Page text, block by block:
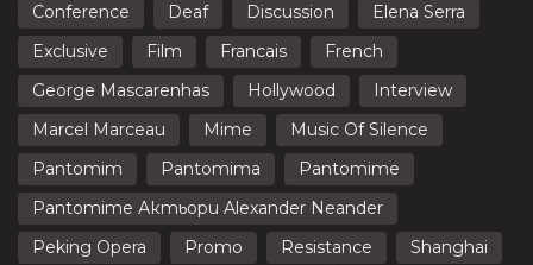
Conference
Deaf Discussion
Elena Serra
Exclusive
Film Francais
French
George Mascarenhas
Hollywood
Interview
Marcel Marceau
Mime
Music Of Silence
Pantomim
Pantomima
Pantomime
Pantomime Актьори Alexander Neander
Peking Opera
Promo Resistance
Shanghai